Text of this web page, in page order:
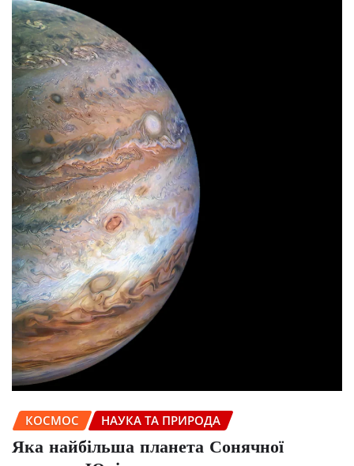
КОСМОС НАУКА ТА ПРИРОДА
Яка найбільша планета Сонячної